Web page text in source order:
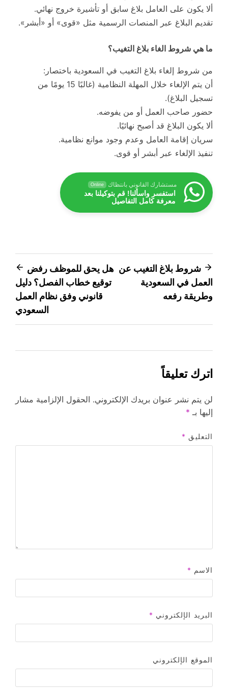
ألا يكون على العامل بلاغ سابق أو تأشيرة خروج نهائي.
تقديم البلاغ عبر المنصات الرسمية مثل «قوى» أو «أبشر».
ما هي شروط الغاء بلاغ التغيب؟
من شروط إلغاء بلاغ التغيب في السعودية باختصار:
أن يتم الإلغاء خلال المهلة النظامية (غالبًا 15 يومًا من
تسجيل البلاغ).
حضور صاحب العمل أو من يفوضه.
ألا يكون البلاغ قد أصبح نهائيًا.
سريان إقامة العامل وعدم وجود موانع نظامية.
تنفيذ الإلغاء عبر أبشر أو قوى.
مستشارك القانوني بانتظاك Online
استفسر واسألنا! قم بتوكيلنا بعد
معرفة كامل التفاصيل
تصفّح
المقالات
شروط بلاغ التغيب عن
العمل في السعودية
وطريقة رفعه
هل يحق للموظف رفض
توقيع خطاب الفصل؟ دليل
قانوني وفق نظام العمل
السعودي
اترك تعليقاً
لن يتم نشر عنوان بريدك الإلكتروني. الحقول الإلزامية مشار
إليها بـ *
التعليق *
الاسم *
البريد الإلكتروني *
الموقع الإلكتروني